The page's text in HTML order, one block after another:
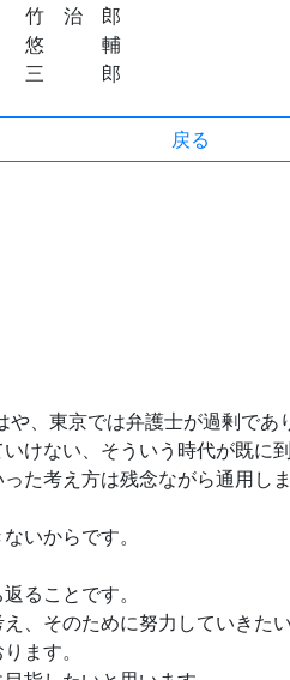
郎
輔
郎
戻る
、東京では弁護士が過剰であ
けない、そういう時代が既に到
た考え方は残念ながら通用しま
いからです。
ることです。
、そのために努力していき
ます。